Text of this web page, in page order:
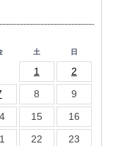
土 日
1
2
8
9
15
16
22
23